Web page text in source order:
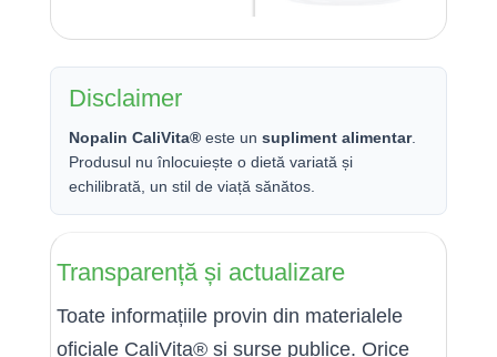
Disclaimer
Nopalin CaliVita® este un supliment alimentar.
Produsul nu înlocuiește o dietă variată și
echilibrată, un stil de viață sănătos.
Transparență și actualizare
Toate informațiile provin din materialele
oficiale CaliVita® și surse publice. Orice